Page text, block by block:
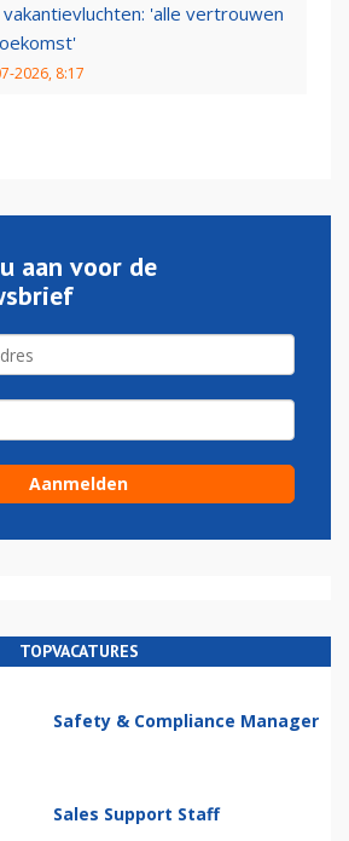
'alle vertrouwen
2026, 8:17
aan voor de
TOPVACATURES
Safety & Compliance Manager
Sales Support Staff